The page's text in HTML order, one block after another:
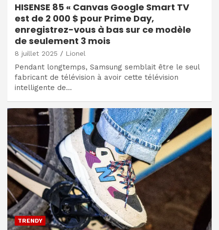
HISENSE 85 « Canvas Google Smart TV
est de 2 000 $ pour Prime Day,
enregistrez-vous à bas sur ce modèle
de seulement 3 mois
8 juillet 2025 Lionel
Pendant longtemps, Samsung semblait être le seul
fabricant de télévision à avoir cette télévision
intelligente de…
TRENDY